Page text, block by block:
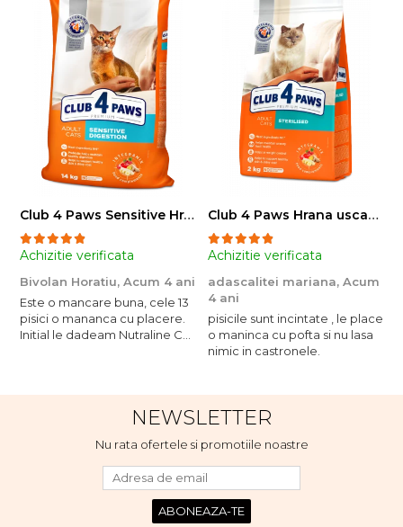
Club 4 Paws Sensitive Hrana uscata pisici adulte, 14kg
Achizitie verificata
Bivolan Horatiu, Acum 4 ani
Este o mancare buna, cele 13
pisici o mananca cu placere.
Initial le dadeam Nutraline Cat
evita, nu o mananca cu
placere. Eu sunt multumit si
Club 4 Paws Hrana uscata pisici sterilizate, 2kg
Achizitie verificata
adascalitei mariana, Acum
4 ani
pisicile sunt incintate , le place
o maninca cu pofta si nu lasa
nimic in castronele.
NEWSLETTER
Nu rata ofertele si promotiile noastre